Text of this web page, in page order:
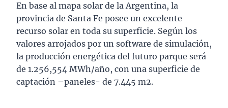
En base al mapa solar de la Argentina, la
provincia de Santa Fe posee un excelente
recurso solar en toda su superficie. Según los
valores arrojados por un software de simulación,
la producción energética del futuro parque será
de 1.256,554 MWh/año, con una superficie de
captación –paneles- de 7.445 m2.